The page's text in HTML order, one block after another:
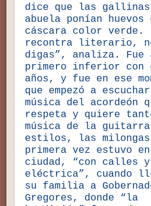
dice que las
abuela ponían huevos
cáscara color verde.
recontra literario,
digas”, analiza. Fue
primero inferior con
años, y fue en ese
que empezó a
música del acordeón
respeta y quiere
música de la
estilos, las
primera vez estuvo
ciudad, “con calles
eléctrica”, cuando
su familia a
Gregores, donde “la